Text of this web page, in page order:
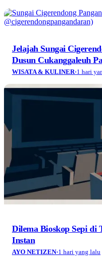
Jelajah Sungai
Dusun Cukanggaleuh
WISATA & KULINER·1 hari
Dilema Bioskop Sepi di
Instan
AYO NETIZEN·1 hari yang lalu